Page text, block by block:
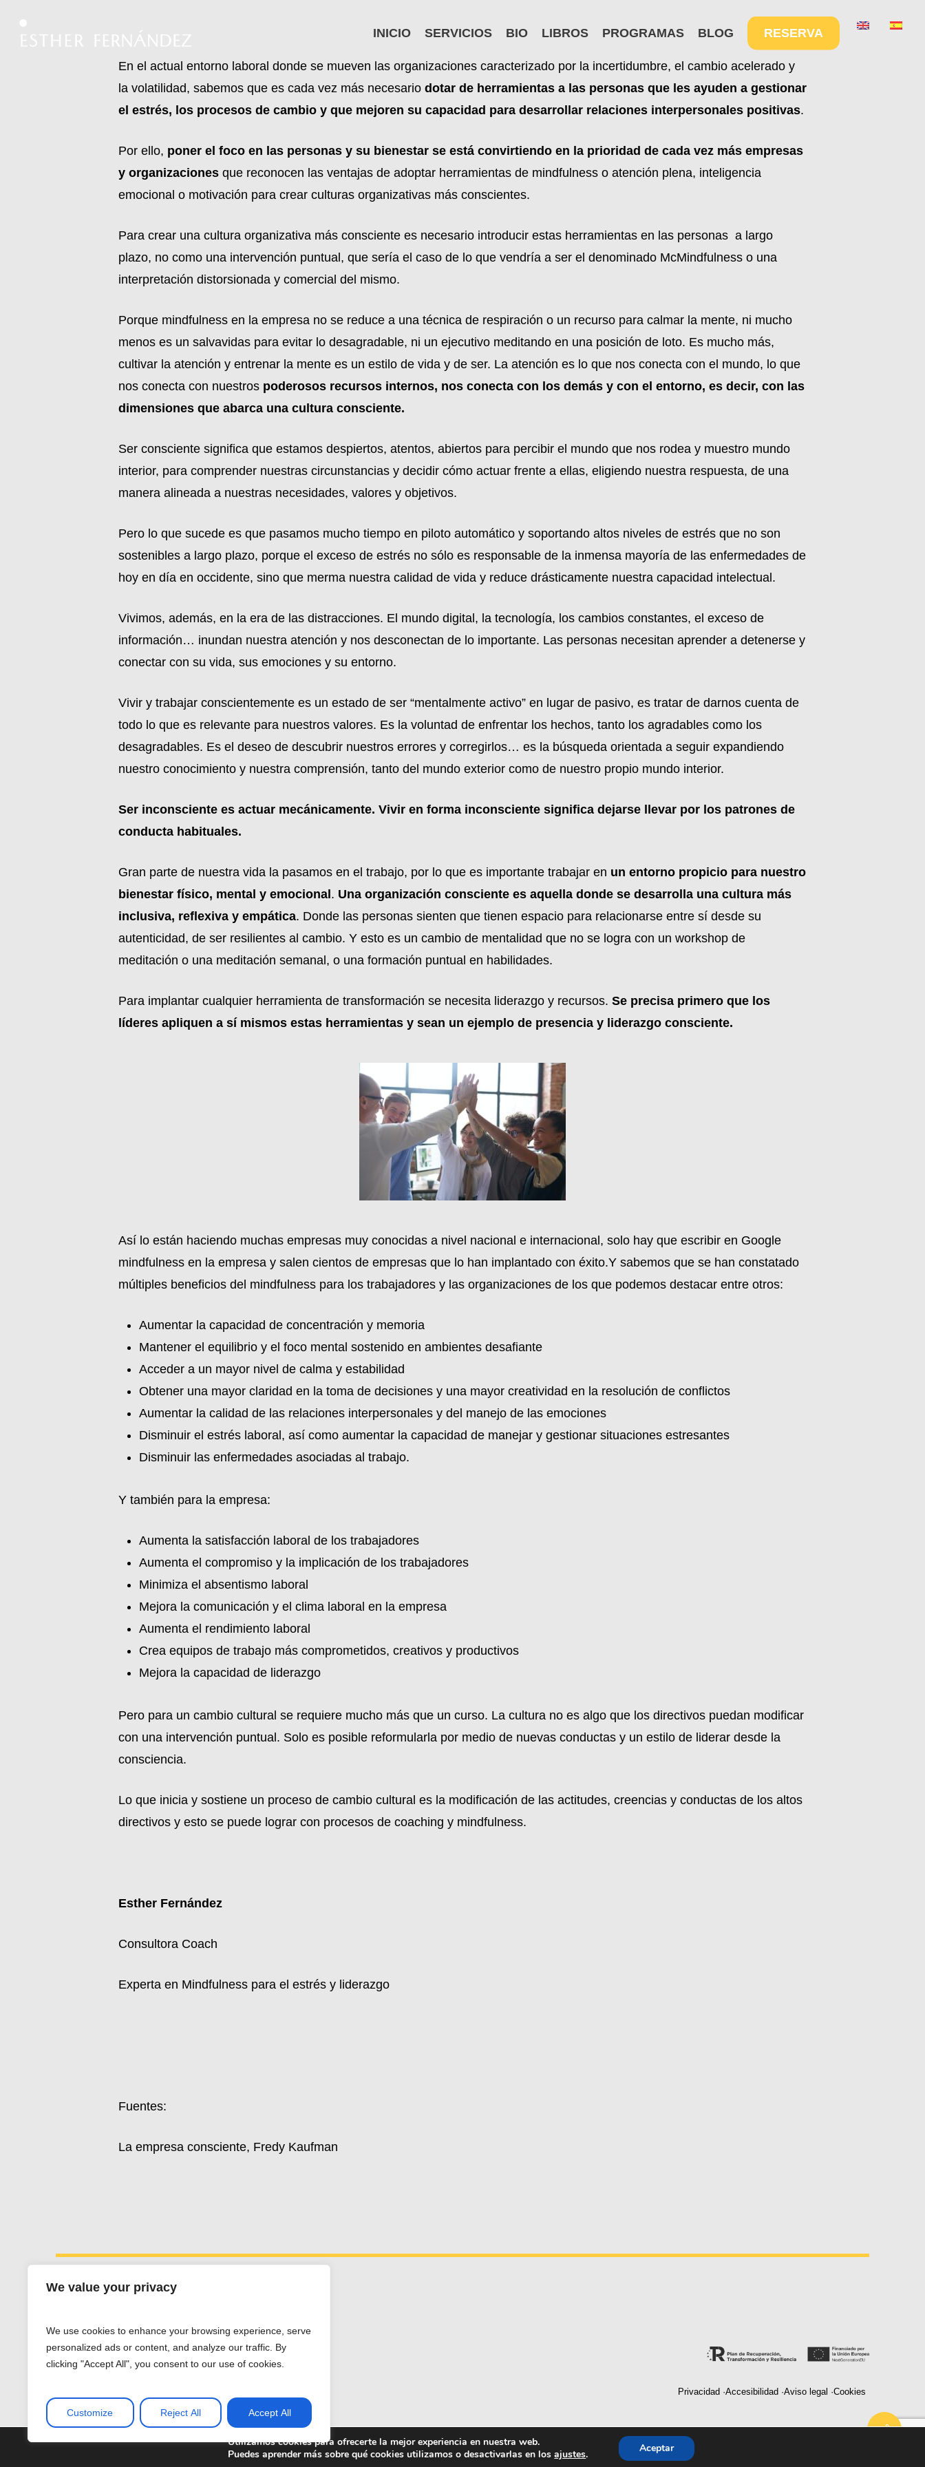
We value your privacy
We use cookies to enhance your browsing experience, serve
personalized ads or content, and analyze our traffic. By
clicking "Accept All", you consent to our use of cookies.
Customize Reject All Accept All
INICIO SERVICIOS BIO LIBROS PROGRAMAS BLOG RESERVA
En el actual entorno laboral donde se mueven las organizaciones caracterizado por la incertidumbre, el cambio acelerado y
la volatilidad, sabemos que es cada vez más necesario dotar de herramientas a las personas que les ayuden a gestionar
el estrés, los procesos de cambio y que mejoren su capacidad para desarrollar relaciones interpersonales positivas.
Por ello, poner el foco en las personas y su bienestar se está convirtiendo en la prioridad de cada vez más empresas
y organizaciones que reconocen las ventajas de adoptar herramientas de mindfulness o atención plena, inteligencia
emocional o motivación para crear culturas organizativas más conscientes.
Para crear una cultura organizativa más consciente es necesario introducir estas herramientas en las personas a largo
plazo, no como una intervención puntual, que sería el caso de lo que vendría a ser el denominado McMindfulness o una
interpretación distorsionada y comercial del mismo.
Porque mindfulness en la empresa no se reduce a una técnica de respiración o un recurso para calmar la mente, ni mucho
menos es un salvavidas para evitar lo desagradable, ni un ejecutivo meditando en una posición de loto. Es mucho más,
cultivar la atención y entrenar la mente es un estilo de vida y de ser. La atención es lo que nos conecta con el mundo, lo que
nos conecta con nuestros poderosos recursos internos, nos conecta con los demás y con el entorno, es decir, con las
dimensiones que abarca una cultura consciente.
Ser consciente significa que estamos despiertos, atentos, abiertos para percibir el mundo que nos rodea y muestro mundo
interior, para comprender nuestras circunstancias y decidir cómo actuar frente a ellas, eligiendo nuestra respuesta, de una
manera alineada a nuestras necesidades, valores y objetivos.
Pero lo que sucede es que pasamos mucho tiempo en piloto automático y soportando altos niveles de estrés que no son
sostenibles a largo plazo, porque el exceso de estrés no sólo es responsable de la inmensa mayoría de las enfermedades de
hoy en día en occidente, sino que merma nuestra calidad de vida y reduce drásticamente nuestra capacidad intelectual.
Vivimos, además, en la era de las distracciones. El mundo digital, la tecnología, los cambios constantes, el exceso de
información… inundan nuestra atención y nos desconectan de lo importante. Las personas necesitan aprender a detenerse y
conectar con su vida, sus emociones y su entorno.
Vivir y trabajar conscientemente es un estado de ser “mentalmente activo” en lugar de pasivo, es tratar de darnos cuenta de
todo lo que es relevante para nuestros valores. Es la voluntad de enfrentar los hechos, tanto los agradables como los
desagradables. Es el deseo de descubrir nuestros errores y corregirlos… es la búsqueda orientada a seguir expandiendo
nuestro conocimiento y nuestra comprensión, tanto del mundo exterior como de nuestro propio mundo interior.
Ser inconsciente es actuar mecánicamente. Vivir en forma inconsciente significa dejarse llevar por los patrones de
conducta habituales.
Gran parte de nuestra vida la pasamos en el trabajo, por lo que es importante trabajar en un entorno propicio para nuestro
bienestar físico, mental y emocional . Una organización consciente es aquella donde se desarrolla una cultura más
inclusiva, reflexiva y empática. Donde las personas sienten que tienen espacio para relacionarse entre sí desde su
autenticidad, de ser resilientes al cambio. Y esto es un cambio de mentalidad que no se logra con un workshop de
meditación o una meditación semanal, o una formación puntual en habilidades.
Para implantar cualquier herramienta de transformación se necesita liderazgo y recursos. Se precisa primero que los
líderes apliquen a sí mismos estas herramientas y sean un ejemplo de presencia y liderazgo consciente.
Así lo están haciendo muchas empresas muy conocidas a nivel nacional e internacional, solo hay que escribir en Google
mindfulness en la empresa y salen cientos de empresas que lo han implantado con éxito.Y sabemos que se han constatado
múltiples beneficios del mindfulness para los trabajadores y las organizaciones de los que podemos destacar entre otros:
Aumentar la capacidad de concentración y memoria
Mantener el equilibrio y el foco mental sostenido en ambientes desafiante
Acceder a un mayor nivel de calma y estabilidad
Obtener una mayor claridad en la toma de decisiones y una mayor creatividad en la resolución de conflictos
Aumentar la calidad de las relaciones interpersonales y del manejo de las emociones
Disminuir el estrés laboral, así como aumentar la capacidad de manejar y gestionar situaciones estresantes
Disminuir las enfermedades asociadas al trabajo.
Y también para la empresa:
Aumenta la satisfacción laboral de los trabajadores
Aumenta el compromiso y la implicación de los trabajadores
Minimiza el absentismo laboral
Mejora la comunicación y el clima laboral en la empresa
Aumenta el rendimiento laboral
Crea equipos de trabajo más comprometidos, creativos y productivos
Mejora la capacidad de liderazgo
Pero para un cambio cultural se requiere mucho más que un curso. La cultura no es algo que los directivos puedan modificar
con una intervención puntual. Solo es posible reformularla por medio de nuevas conductas y un estilo de liderar desde la
consciencia.
Lo que inicia y sostiene un proceso de cambio cultural es la modificación de las actitudes, creencias y conductas de los altos
directivos y esto se puede lograr con procesos de coaching y mindfulness.
Esther Fernández
Consultora Coach
Experta en Mindfulness para el estrés y liderazgo
Fuentes:
La empresa consciente, Fredy Kaufman
+34 607 662 203
esther@estherfdez.es
Privacidad ·Accesibilidad ·Aviso legal ·Cookies
DESIGNED BY OUTSIDERS ESTHER FERNÁNDEZ
Utilizamos cookies para ofrecerte la mejor experiencia en nuestra web.
Puedes aprender más sobre qué cookies utilizamos o desactivarlas en losajustes. Aceptar